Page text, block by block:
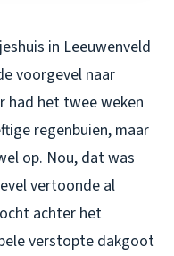
in Leeuwenveld
voorgevel naar
had het twee weken
regenbuien, maar
op. Nou, dat was
vertoonde al
achter het
verstopte dakgoot